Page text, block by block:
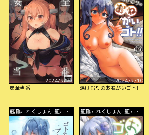
2024/9/27
安全当番
2024/9/10
湯けむりのおねがいゴト!!
艦隊これくしょん-艦こ
れ-
艦隊これくしょん-艦こ
れ-